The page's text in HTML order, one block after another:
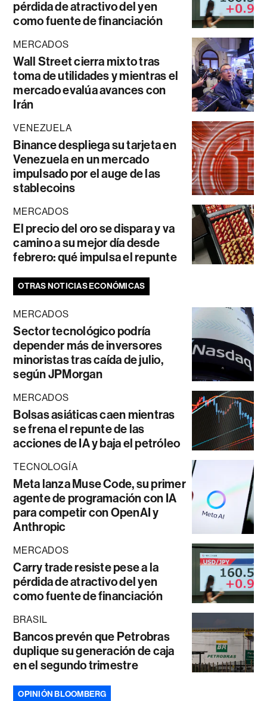
pérdida de atractivo del yen
como fuente de financiación
MERCADOS
Wall Street cierra mixto tras
toma de utilidades y mientras el
mercado evalúa avances con
Irán
VENEZUELA
Binance despliega su tarjeta en
Venezuela en un mercado
impulsado por el auge de las
stablecoins
MERCADOS
El precio del oro se dispara y va
camino a su mejor día desde
febrero: qué impulsa el repunte
OTRAS NOTICIAS ECONÓMICAS
MERCADOS
Sector tecnológico podría
depender más de inversores
minoristas tras caída de julio,
según JPMorgan
MERCADOS
Bolsas asiáticas caen mientras
se frena el repunte de las
acciones de IA y baja el petróleo
TECNOLOGÍA
Meta lanza Muse Code, su primer
agente de programación con IA
para competir con OpenAI y
Anthropic
MERCADOS
Carry trade resiste pese a la
pérdida de atractivo del yen
como fuente de financiación
BRASIL
Bancos prevén que Petrobras
duplique su generación de caja
en el segundo trimestre
OPINIÓN BLOOMBERG